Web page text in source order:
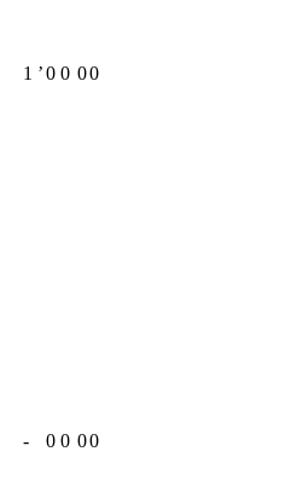
1 ʼ0 0 00
- 0 0 00